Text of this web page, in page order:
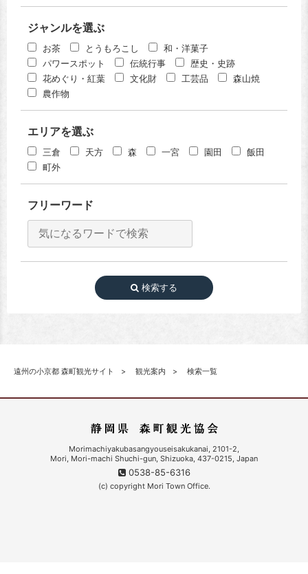
ジャンルを選ぶ
お茶 とうもろこし
和・洋菓子
パワースポット
伝統行事
歴史・史跡
花めぐり・紅葉
文化財 工芸品
森山焼
農作物
エリアを選ぶ
三倉 天方 森 一宮 園田
飯田
町外
フリーワード
検索する
遠州の小京都 森町観光サイト 観光案内 検索一覧
Morimachiyakubasangyouseisakukanai, 2101-2,
Mori, Mori-machi Shuchi-gun, Shizuoka, 437-0215, Japan
0538-85-6316
(c) copyright Mori Town Office.